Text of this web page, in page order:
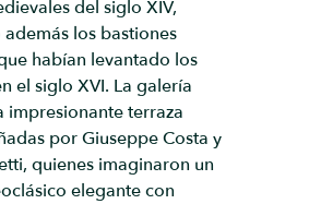
del siglo XIV,
los bastiones
habían levantado los
el siglo XVI. La galería
impresionante terraza
por Giuseppe Costa y
quienes imaginaron un
elegante con